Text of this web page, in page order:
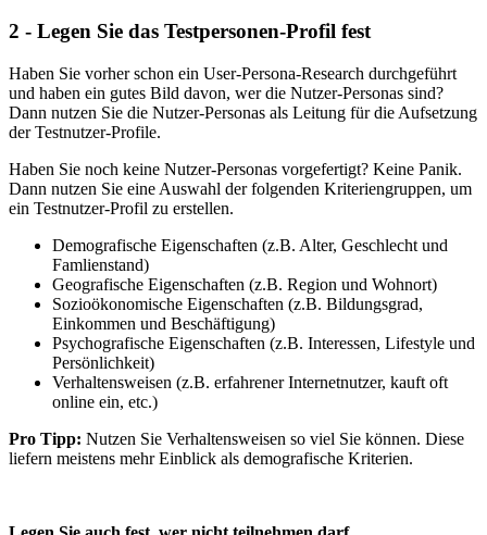
2 - Legen Sie das Testpersonen-Profil fest
Haben Sie vorher schon ein User-Persona-Research durchgeführt
und haben ein gutes Bild davon, wer die Nutzer-Personas sind?
Dann nutzen Sie die Nutzer-Personas als Leitung für die Aufsetzung
der Testnutzer-Profile.
Haben Sie noch keine Nutzer-Personas vorgefertigt? Keine Panik.
Dann nutzen Sie eine Auswahl der folgenden Kriteriengruppen, um
ein Testnutzer-Profil zu erstellen.
Demografische Eigenschaften (z.B. Alter, Geschlecht und
Famlienstand)
Geografische Eigenschaften (z.B. Region und Wohnort)
Sozioökonomische Eigenschaften (z.B. Bildungsgrad,
Einkommen und Beschäftigung)
Psychografische Eigenschaften (z.B. Interessen, Lifestyle und
Persönlichkeit)
Verhaltensweisen (z.B. erfahrener Internetnutzer, kauft oft
online ein, etc.)
Pro Tipp: Nutzen Sie Verhaltensweisen so viel Sie können. Diese
liefern meistens mehr Einblick als demografische Kriterien.